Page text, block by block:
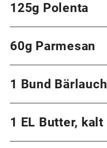
125g Polenta
60g Parmesan
1 Bund Bärlauch
1 EL Butter, kalt